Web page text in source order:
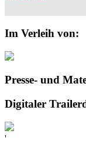
Im Verleih von:
Presse- und
Digitaler
'